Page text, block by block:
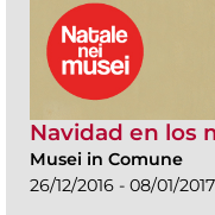
Navidad en los
Musei in Comune
26/12/2016 - 08/01/2017